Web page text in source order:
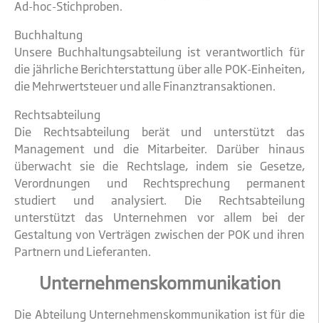
Ad-hoc-Stichproben.
Buchhaltung
Unsere Buchhaltungsabteilung ist verantwortlich für
die jährliche Berichterstattung über alle POK-Einheiten,
die Mehrwertsteuer und alle Finanztransaktionen.
Rechtsabteilung
Die Rechtsabteilung berät und unterstützt das
Management und die Mitarbeiter. Darüber hinaus
überwacht sie die Rechtslage, indem sie Gesetze,
Verordnungen und Rechtsprechung permanent
studiert und analysiert. Die Rechtsabteilung
unterstützt das Unternehmen vor allem bei der
Gestaltung von Verträgen zwischen der POK und ihren
Partnern und Lieferanten.
Unternehmenskommunikation
Die Abteilung Unternehmenskommunikation ist für die